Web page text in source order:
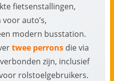
fietsenstallingen,
auto’s,
modern busstation.
twee perrons die via
zijn, inclusief
rolstoelgebruikers.